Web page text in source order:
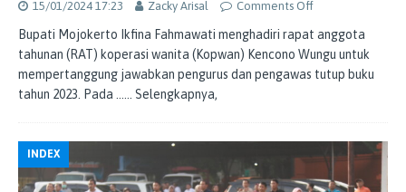
15/01/2024 17:23 Zacky Arisal Comments Off
Bupati Mojokerto Ikfina Fahmawati menghadiri rapat anggota
tahunan (RAT) koperasi wanita (Kopwan) Kencono Wungu untuk
mempertanggung jawabkan pengurus dan pengawas tutup buku
tahun 2023. Pada
…… Selengkapnya,
INDEX